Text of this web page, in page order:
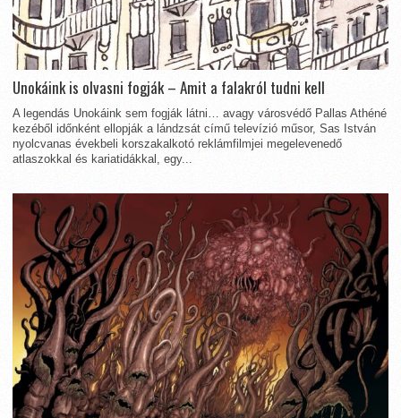
Unokáink is olvasni fogják – Amit a falakról tudni kell
A legendás Unokáink sem fogják látni… avagy városvédő Pallas Athéné
kezéből időnként ellopják a lándzsát című televízió műsor, Sas István
nyolcvanas évekbeli korszakalkotó reklámfilmjei megelevenedő
atlaszokkal és kariatidákkal, egy...